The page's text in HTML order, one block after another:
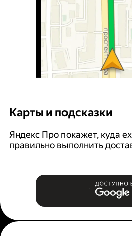
Карты и подсказки
Яндекс Про покажет, куда
правильно выполнить